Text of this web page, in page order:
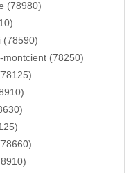
(78980)
(78590)
montcient (78250)